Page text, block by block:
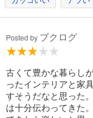
Posted by ブクログ
古くて豊かな暮らし
ったインテリアと家
すそうだなと思った
は十分伝わってきた